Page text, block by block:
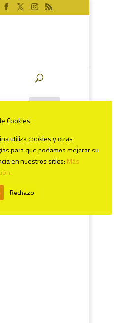
recientes
Cookies
utiliza cookies y otras
para que podamos mejorar su
en nuestros sitios: Más
Rechazo